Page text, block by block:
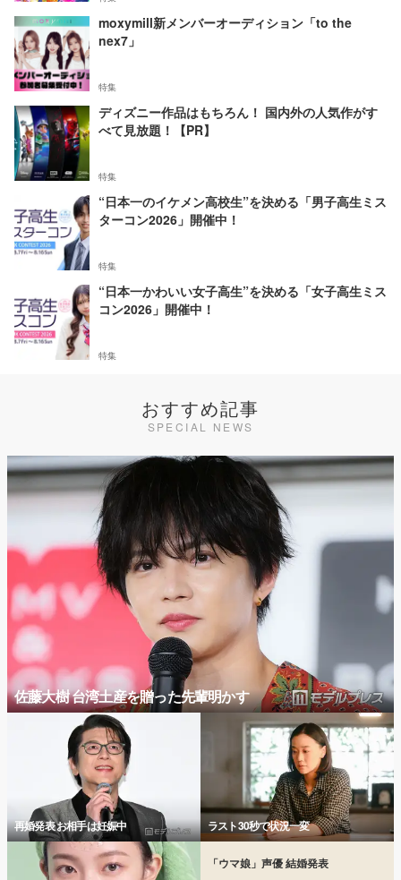
moxymill新メンバーオーディション「to the
nex7」
特集
ディズニー作品はもちろん！ 国内外の人気作がす
べて見放題！【PR】
特集
“日本一のイケメン高校生”を決める「男子高生ミス
ターコン2026」開催中！
特集
“日本一かわいい女子高生”を決める「女子高生ミス
コン2026」開催中！
特集
おすすめ記事
SPECIAL NEWS
佐藤大樹 台湾土産を贈った先輩明かす
再婚発表 お相手は妊娠中 ラスト30秒で状況一変
「ウマ娘」声優 結婚発表